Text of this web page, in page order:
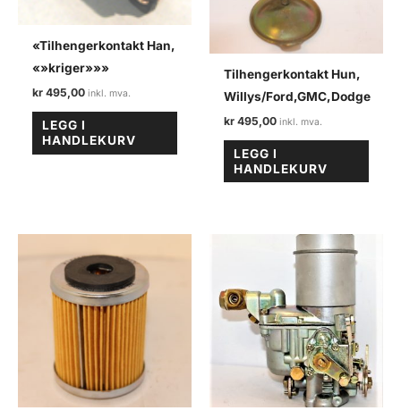
«Tilhengerkontakt Han,
«»kriger»»»
kr 495,00
LEGG I
HANDLEKURV
Tilhengerkontakt Hun,
Willys/Ford,GMC,Dodge
kr 495,00
LEGG I
HANDLEKURV